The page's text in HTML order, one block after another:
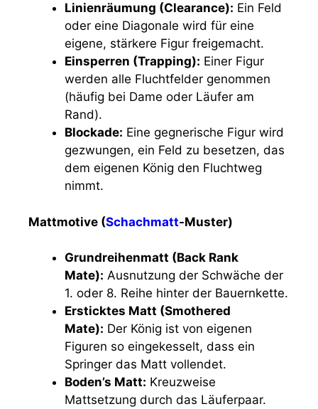
Linienräumung (Clearance): Ein Feld
oder eine Diagonale wird für eine
eigene, stärkere Figur freigemacht.
Einsperren (Trapping): Einer Figur
werden alle Fluchtfelder genommen
(häufig bei Dame oder Läufer am
Rand).
Blockade: Eine gegnerische Figur wird
gezwungen, ein Feld zu besetzen, das
dem eigenen König den Fluchtweg
nimmt.
Mattmotive (Schachmatt-Muster)
Grundreihenmatt (Back Rank
Mate): Ausnutzung der Schwäche der
1. oder 8. Reihe hinter der Bauernkette.
Ersticktes Matt (Smothered
Mate): Der König ist von eigenen
Figuren so eingekesselt, dass ein
Springer das Matt vollendet.
Boden’s Matt: Kreuzweise
Mattsetzung durch das Läuferpaar.